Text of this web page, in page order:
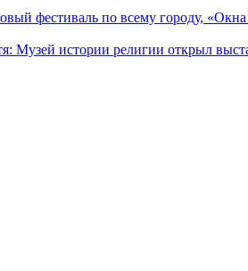
фестиваль по всему городу,
Музей истории религии открыл